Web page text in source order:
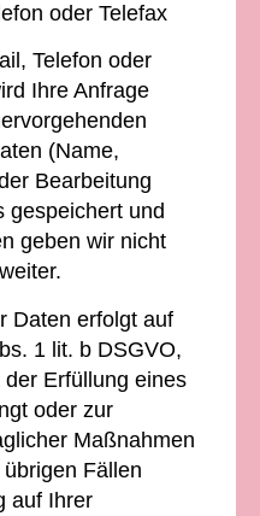
oder Telefax
Telefon oder
Ihre Anfrage
(Name,
Bearbeitung
gespeichert und
geben wir nicht
Daten erfolgt auf
1 lit. b DSGVO,
Erfüllung eines
oder zur
Maßnahmen
Fällen
auf Ihrer